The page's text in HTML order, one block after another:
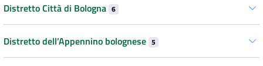
Distretto Città di Bologna 6
Distretto dell’Appennino bolognese 5